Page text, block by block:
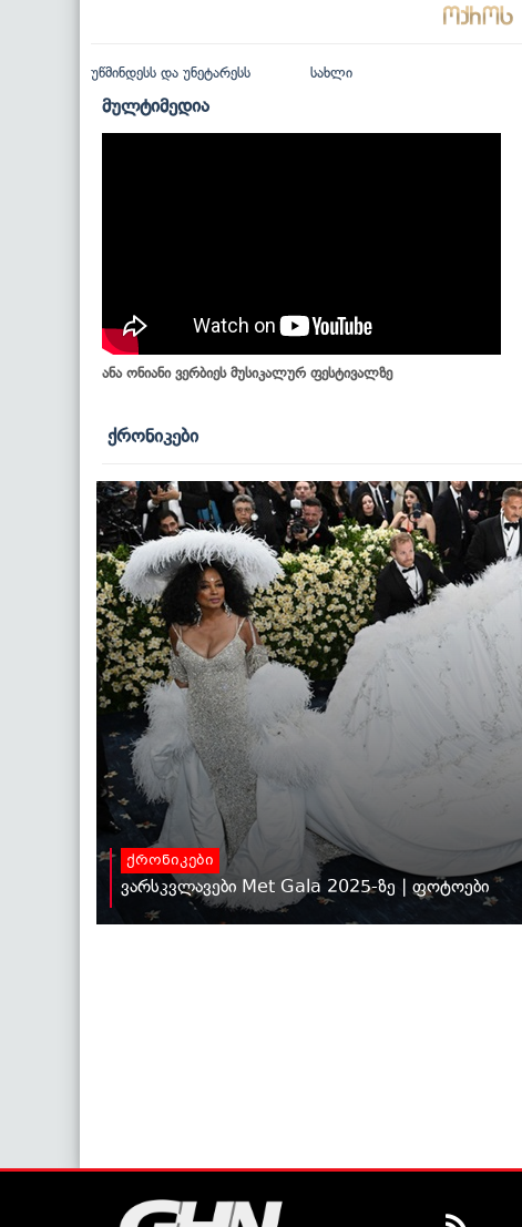
უწმინდესს და უნეტარესს სახლი
მულტიმედია
ანა ონიანი ვერბიეს მუსიკალურ ფესტივალზე
ქრონიკები
ქრონიკები
ვარსკვლავები Met Gala 2025-ზე | ფოტოები